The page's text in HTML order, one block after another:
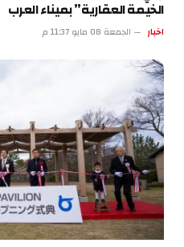
الخيمة العقارية” بميناء العرب
اخبار الجمعة 08 مايو 11:37 م